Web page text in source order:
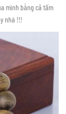
mình bằng cả tấm
nhá !!!